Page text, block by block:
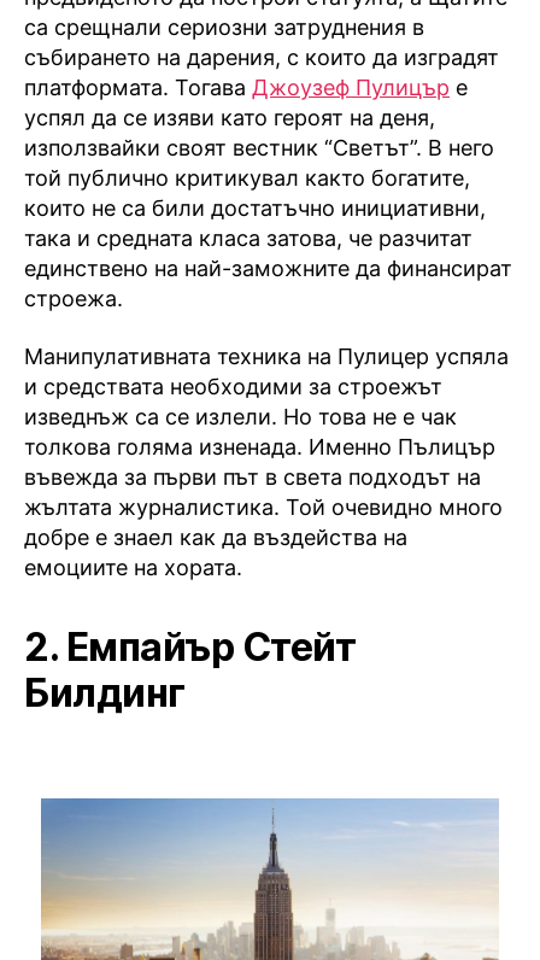
са срещнали сериозни затруднения в
събирането на дарения, с които да изградят
платформата. Тогава Джоузеф Пулицър е
успял да се изяви като героят на деня,
използвайки своят вестник “Светът”. В него
той публично критикувал както богатите,
които не са били достатъчно инициативни,
така и средната класа затова, че разчитат
единствено на най-заможните да финансират
строежа.
Манипулативната техника на Пулицер успяла
и средствата необходими за строежът
изведнъж са се излели. Но това не е чак
толкова голяма изненада. Именно Пълицър
въвежда за първи път в света подходът на
жълтата журналистика. Той очевидно много
добре е знаел как да въздейства на
емоциите на хората.
2. Емпайър Стейт
Билдинг